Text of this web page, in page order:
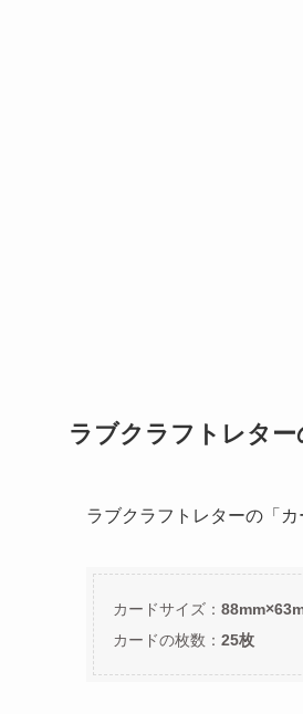
ラブクラフトレター
ラブクラフトレターの「
カードサイズ：
カードの枚数： 25枚